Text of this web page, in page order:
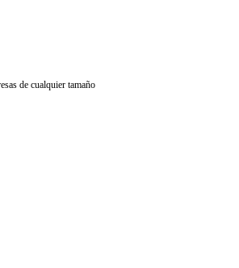
de cualquier tamaño